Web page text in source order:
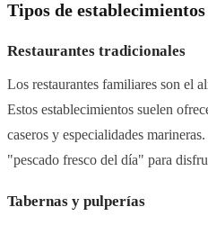
Tipos de
Restaurantes tradicionales
Los restaurantes familiares son el
Estos establecimientos suelen
caseros y especialidades
"pescado fresco del día" para
Tabernas y pulperías